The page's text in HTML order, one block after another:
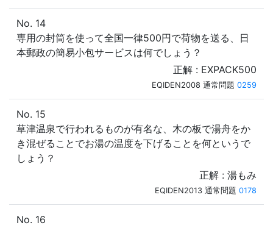
No. 14
専用の封筒を使って全国一律500円で荷物を送る、日
本郵政の簡易小包サービスは何でしょう？
正解 : EXPACK500
EQIDEN2008 通常問題 0259
No. 15
草津温泉で行われるものが有名な、木の板で湯舟をか
き混ぜることでお湯の温度を下げることを何というで
しょう？
正解 : 湯もみ
EQIDEN2013 通常問題 0178
No. 16